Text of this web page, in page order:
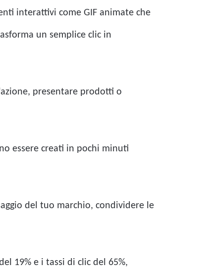
interattivi come GIF animate che
un semplice clic in
presentare prodotti o
essere creati in pochi minuti
del tuo marchio, condividere le
19% e i tassi di clic del 65%,